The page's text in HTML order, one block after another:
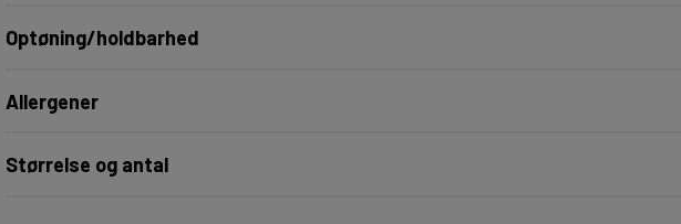
Optøning/holdbarhed
Allergener
Størrelse og antal